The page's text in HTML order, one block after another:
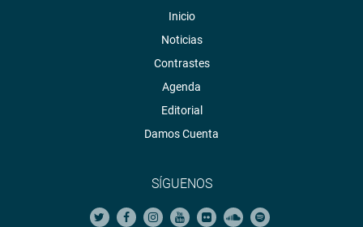
Inicio
Noticias
Contrastes
Agenda
Editorial
Damos Cuenta
SÍGUENOS